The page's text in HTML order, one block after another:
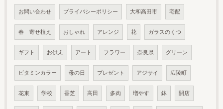
お問い合わせ プライバシーポリシー 大和高田市 宅配
春 寄せ植え おしゃれ アレンジ 花 ガラスのくつ
ギフト お供え アート フラワー 奈良県 グリーン
ビタミンカラー 母の日 プレゼント アジサイ 広陵町
花束 学校 香芝 高田 多肉 増やす 鉢 開店